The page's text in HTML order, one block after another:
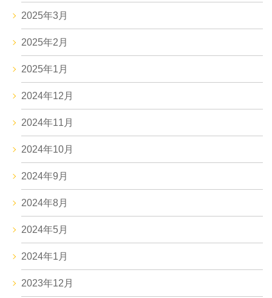
2025年3月
2025年2月
2025年1月
2024年12月
2024年11月
2024年10月
2024年9月
2024年8月
2024年5月
2024年1月
2023年12月